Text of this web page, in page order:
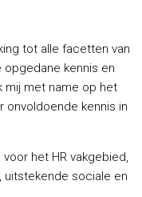
tot alle facetten van
kennis en
mij met name op het
onvoldoende kennis in
het HR vakgebied,
uitstekende sociale en